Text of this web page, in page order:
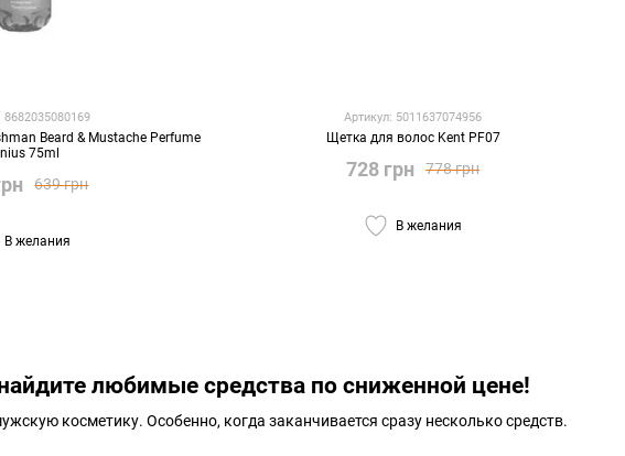
любимые средства по сниженной цене!
косметику. Особенно, когда заканчивается сразу несколько средств.
8682035080169
Beard & Mustache Perfume
75ml
639 грн
В желания
Артикул: 5011637074956
Щетка для волос Kent PF07
778 грн
728 грн
В желания